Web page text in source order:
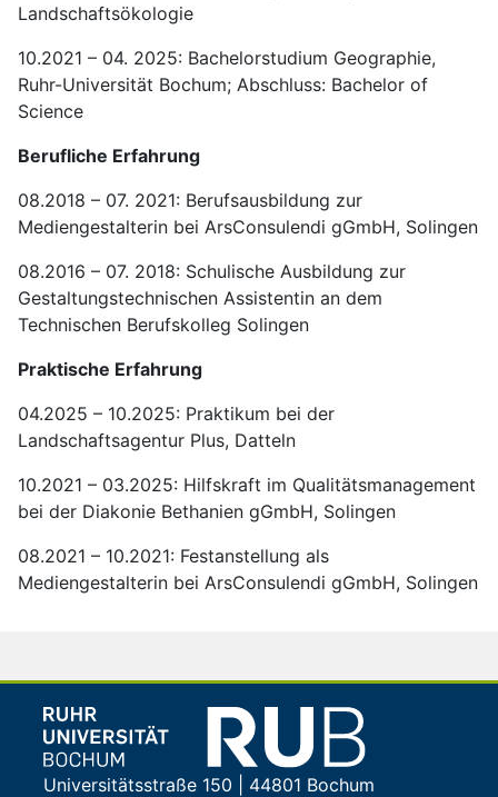
Landschaftsökologie
10.2021 – 04. 2025: Bachelorstudium Geographie,
Ruhr-Universität Bochum; Abschluss: Bachelor of
Science
Berufliche Erfahrung
08.2018 – 07. 2021: Berufsausbildung zur
Mediengestalterin bei ArsConsulendi gGmbH, Solingen
08.2016 – 07. 2018: Schulische Ausbildung zur
Gestaltungstechnischen Assistentin an dem
Technischen Berufskolleg Solingen
Praktische Erfahrung
04.2025 – 10.2025: Praktikum bei der
Landschaftsagentur Plus, Datteln
10.2021 – 03.2025: Hilfskraft im Qualitätsmanagement
bei der Diakonie Bethanien gGmbH, Solingen
08.2021 – 10.2021: Festanstellung als
Mediengestalterin bei ArsConsulendi gGmbH, Solingen
Universitätsstraße 150 | 44801 Bochum